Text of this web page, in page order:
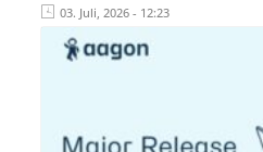
03. Juli, 2026 - 12:23